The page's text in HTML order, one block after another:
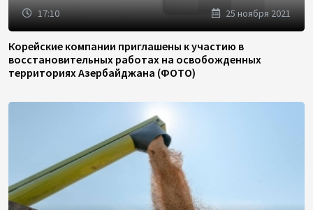
17:10 25 ноября 2021
Корейские компании приглашены к участию в
восстановительных работах на освобожденных
территориях Азербайджана (ФОТО)